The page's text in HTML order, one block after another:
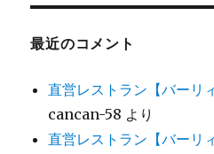
最近のコメント
直営レストラン【バーリ
cancan-58 より
直営レストラン【バーリ